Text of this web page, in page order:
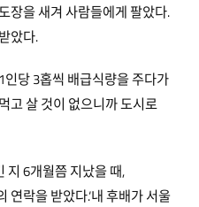
장을 새겨 사람들에게 팔았다.
았다.
당 3홉씩 배급식량을 주다가
고 살 것이 없으니까 도시로
지 6개월쯤 지났을 때,
연락을 받았다.‘내 후배가 서울